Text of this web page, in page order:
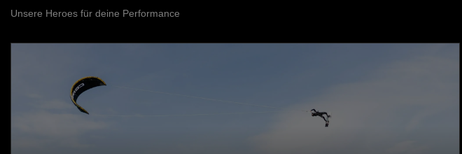
Unsere Heroes für deine Performance